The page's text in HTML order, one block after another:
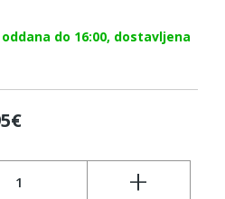
do 16:00, dostavljena
+